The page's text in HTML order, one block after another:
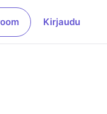
Kirjaudu